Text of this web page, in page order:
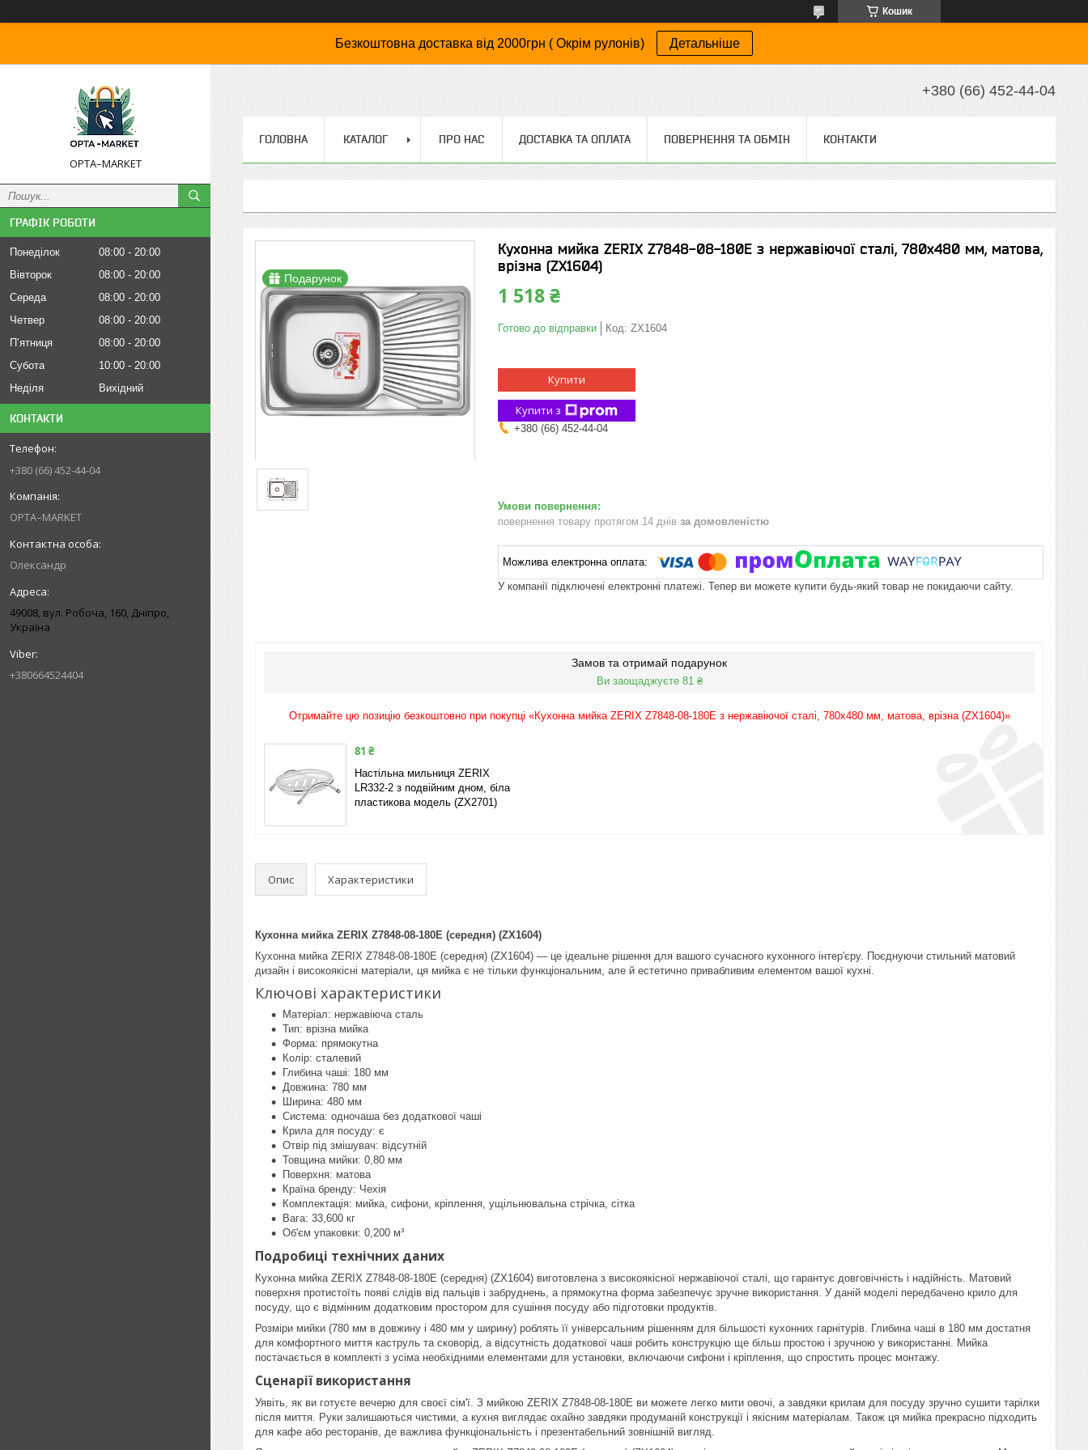
Кошик
Безкоштовна доставка від 2000грн ( Окрім рулонів) Детальніше
OPTA–MARKET
ГРАФІК РОБОТИ
Понеділок 08:00
20:00
Вівторок
08:00
20:00
Середа
08:00
20:00
Четвер
08:00
20:00
Пʼятниця
08:00
20:00
Субота
10:00
20:00
Неділя
Вихідний
КОНТАКТИ
+380 (66) 452-44-04
OPTA–MARKET
Олександр
49008, вул. Робоча, 160, Дніпро,
Україна
+380664524404
+380 (66) 452-44-04
ГОЛОВНА КАТАЛОГ ПРО НАС ДОСТАВКА ТА ОПЛАТА ПОВЕРНЕННЯ ТА ОБМІН КОНТАКТИ
Подарунок
Кухонна мийка ZERIX Z7848-08-180E з нержавіючої сталі, 780x480 мм, матова,
врізна (ZX1604)
1 518 ₴
Готово до відправки Код: ZX1604
Купити
Купити з
+380 (66) 452-44-04
повернення товару протягом 14 днів за домовленістю
У компанії підключені електронні платежі. Тепер ви можете купити будь-який товар не покидаючи сайту.
Замов та отримай подарунок
Ви заощаджуєте 81 ₴
Отримайте цю позицію безкоштовно при покупці «Кухонна мийка ZERIX Z7848-08-180E з нержавіючої сталі, 780x480 мм, матова, врізна (ZX1604)»
81 ₴
Настільна мильниця ZERIX
LR332-2 з подвійним дном, біла
пластикова модель (ZX2701)
Опис Характеристики
Кухонна мийка ZERIX Z7848-08-180E (середня) (ZX1604)
Кухонна мийка ZERIX Z7848-08-180E (середня) (ZX1604) — це ідеальне рішення для вашого сучасного кухонного інтер'єру. Поєднуючи стильний матовий
дизайн і високоякісні матеріали, ця мийка є не тільки функціональним, але й естетично привабливим елементом вашої кухні.
Ключові характеристики
Матеріал: нержавіюча сталь
Тип: врізна мийка
Форма: прямокутна
Колір: сталевий
Глибина чаші: 180 мм
Довжина: 780 мм
Ширина: 480 мм
Система: одночаша без додаткової чаші
Крила для посуду: є
Отвір під змішувач: відсутній
Товщина мийки: 0,80 мм
Поверхня: матова
Країна бренду: Чехія
Комплектація: мийка, сифони, кріплення, ущільнювальна стрічка, сітка
Вага: 33,600 кг
Об'єм упаковки: 0,200 м³
Подробиці технічних даних
Кухонна мийка ZERIX Z7848-08-180E (середня) (ZX1604) виготовлена з високоякісної нержавіючої сталі, що гарантує довговічність і надійність. Матовий
поверхня протистоїть появі слідів від пальців і забруднень, а прямокутна форма забезпечує зручне використання. У даній моделі передбачено крило для
посуду, що є відмінним додатковим простором для сушіння посуду або підготовки продуктів.
Розміри мийки (780 мм в довжину і 480 мм у ширину) роблять її універсальним рішенням для більшості кухонних гарнітурів. Глибина чаші в 180 мм достатня
для комфортного миття каструль та сковорід, а відсутність додаткової чаші робить конструкцію ще більш простою і зручною у використанні. Мийка
постачається в комплекті з усіма необхідними елементами для установки, включаючи сифони і кріплення, що спростить процес монтажу.
Сценарії використання
Уявіть, як ви готуєте вечерю для своєї сім'ї. З мийкою ZERIX Z7848-08-180E ви можете легко мити овочі, а завдяки крилам для посуду зручно сушити тарілки
після миття. Руки залишаються чистими, а кухня виглядає охайно завдяки продуманій конструкції і якісним матеріалам. Також ця мийка прекрасно підходить
для кафе або ресторанів, де важлива функціональність і презентабельний зовнішній вигляд.